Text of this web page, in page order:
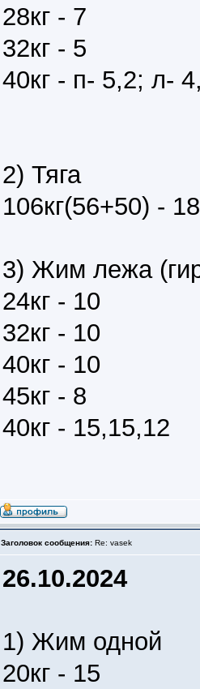
28кг - 7
32кг - 5
40кг - п- 5,2; л-
2) Тяга
106кг(56+50) -
3) Жим лежа
24кг - 10
32кг - 10
40кг - 10
45кг - 8
40кг - 15,15,12
Заголовок сообщения: Re: vasek
26.10.2024
1) Жим одной
20кг - 15